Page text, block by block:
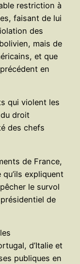
restriction à
faisant de lui
des
mais de
et que
en
qui violent les
droit
des chefs
de France,
qu’ils expliquent
le survol
de
d’Italie et
publiques en